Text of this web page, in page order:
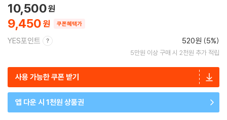
9,450
10,500
쿠폰혜택가
YES포인트 520원 (5%)
5만원 이상 구매 시 2천원 추가 적립
사용 가능한 쿠폰 받기
앱 다운 시 1천원 상품권